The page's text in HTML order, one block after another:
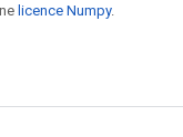
licence Numpy.